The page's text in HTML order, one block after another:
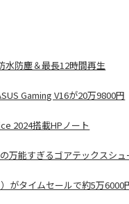
水防塵＆最長12時間再生
Gaming V16が20万9800円
2024搭載HPノート
万能すぎるゴアテックスシュ
がタイムセールで約5万6000